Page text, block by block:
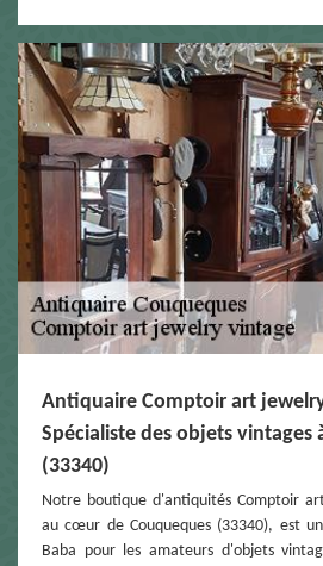
Antiquaire Comptoir art
Spécialiste des objets vintages
(33340)
Notre boutique d'antiquités Comptoir
au cœur de Couqueques (33340), est
Baba pour les amateurs d'objets